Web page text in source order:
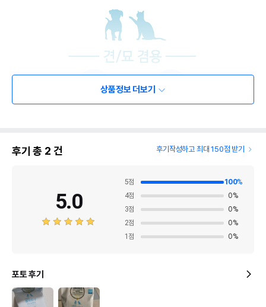
상품정보 더보기
후기 총 2 건 후기작성하고 최대 150점 받기
5.0
5점 100%
4점 0%
3점 0%
2점 0%
1 점 0%
포토 후기